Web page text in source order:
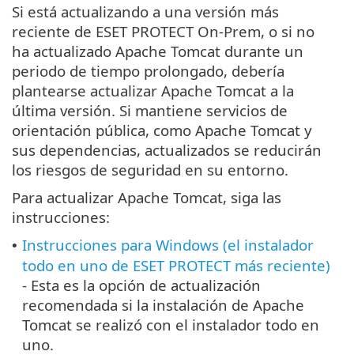
Si está actualizando a una versión más
reciente de ESET PROTECT On-Prem, o si no
ha actualizado Apache Tomcat durante un
periodo de tiempo prolongado, debería
plantearse actualizar Apache Tomcat a la
última versión. Si mantiene servicios de
orientación pública, como Apache Tomcat y
sus dependencias, actualizados se reducirán
los riesgos de seguridad en su entorno.
Para actualizar Apache Tomcat, siga las
instrucciones:
• Instrucciones para Windows (el instalador
todo en uno de ESET PROTECT más reciente)
- Esta es la opción de actualización
recomendada si la instalación de Apache
Tomcat se realizó con el instalador todo en
uno.